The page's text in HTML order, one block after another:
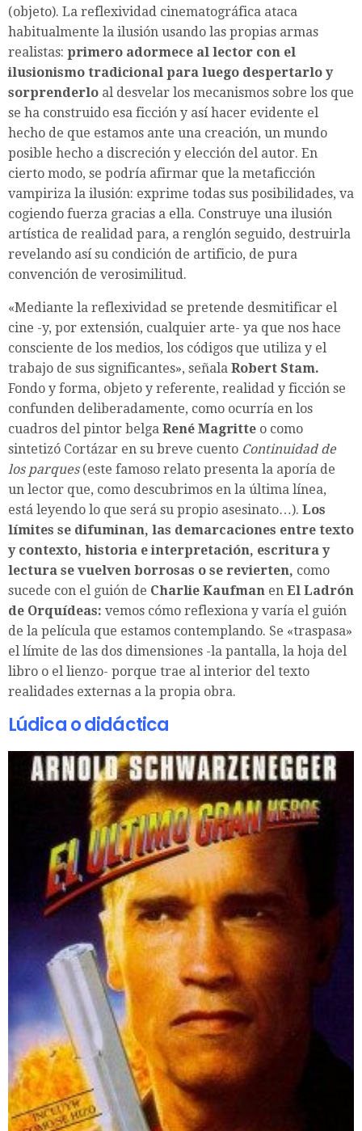
(objeto). La reflexividad cinematográfica ataca
habitualmente la ilusión usando las propias armas
realistas: primero adormece al lector con el
ilusionismo tradicional para luego despertarlo y
sorprenderlo al desvelar los mecanismos sobre los que
se ha construido esa ficción y así hacer evidente el
hecho de que estamos ante una creación, un mundo
posible hecho a discreción y elección del autor. En
cierto modo, se podría afirmar que la metaficción
vampiriza la ilusión: exprime todas sus posibilidades, va
cogiendo fuerza gracias a ella. Construye una ilusión
artística de realidad para, a renglón seguido, destruirla
revelando así su condición de artificio, de pura
convención de verosimilitud.
«Mediante la reflexividad se pretende desmitificar el
cine -y, por extensión, cualquier arte- ya que nos hace
consciente de los medios, los códigos que utiliza y el
trabajo de sus significantes», señala Robert Stam.
Fondo y forma, objeto y referente, realidad y ficción se
confunden deliberadamente, como ocurría en los
cuadros del pintor belga René Magritte o como
sintetizó Cortázar en su breve cuento Continuidad de
los parques(este famoso relato presenta la aporía de
un lector que, como descubrimos en la última línea,
está leyendo lo que será su propio asesinato…). Los
límites se difuminan, las demarcaciones entre texto
y contexto, historia e interpretación, escritura y
lectura se vuelven borrosas o se revierten, como
sucede con el guión de Charlie Kaufman en El Ladrón
de Orquídeas: vemos cómo reflexiona y varía el guión
de la película que estamos contemplando. Se «traspasa»
el límite de las dos dimensiones -la pantalla, la hoja del
libro o el lienzo- porque trae al interior del texto
realidades externas a la propia obra.
Lúdica o didáctica